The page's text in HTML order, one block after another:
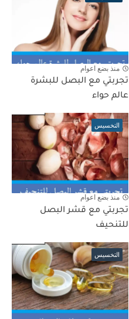
منذ بضع اعوام
تجربتي مع البصل للبشرة
عالم حواء
التخسيس
منذ بضع اعوام
تجربتي مع قشر البصل
للتنحيف
التخسيس